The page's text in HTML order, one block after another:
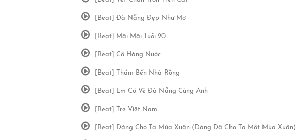
[Beat] Đà Nẵng Đẹp Như Mơ
[Beat] Mãi Mãi Tuổi 20
[Beat] Cô Hàng Nước
[Beat] Thăm Bến Nhà Rồng
[Beat] Em Có Về Đà Nẵng Cùng Anh
[Beat] Tre Việt Nam
[Beat] Đảng Cho Ta Mùa Xuân (Đảng Đã Cho Ta Một Mùa Xuân)